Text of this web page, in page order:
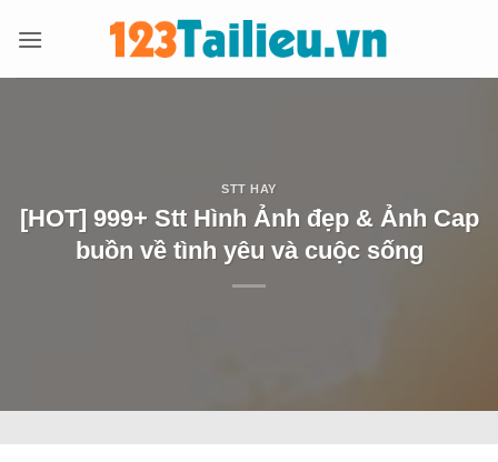
qua
STT HAY
[HOT] 999+ Stt Hình Ảnh đẹp & Ảnh Cap
buồn về tình yêu và cuộc sống